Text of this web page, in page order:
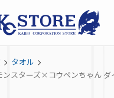
タオル
スターズ×コウペンちゃん ダ